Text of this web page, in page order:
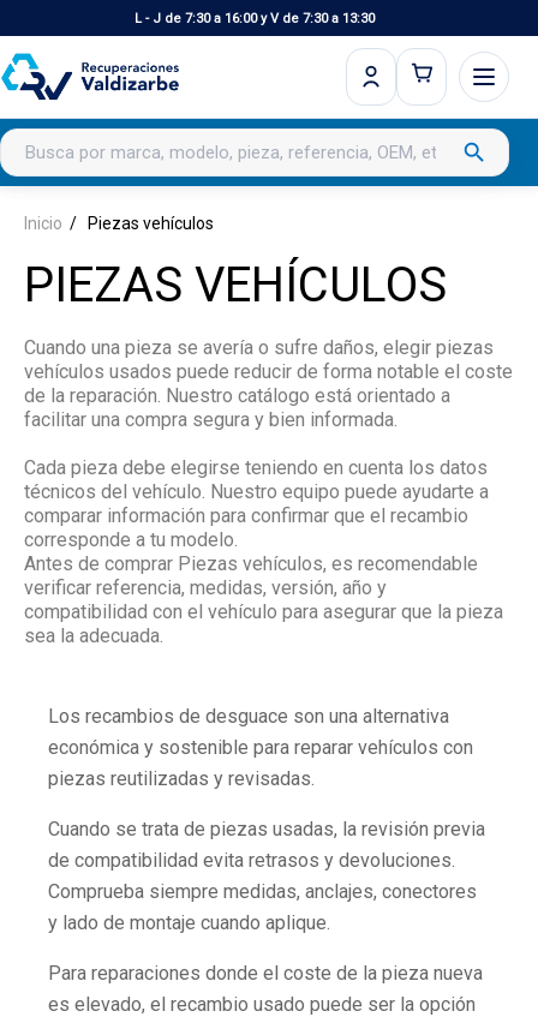
L - J de 7:30 a 16:00 y V de 7:30 a 13:30
Buscar productos search
Inicio Piezas vehículos
PIEZAS VEHÍCULOS
Cuando una pieza se avería o sufre daños, elegir piezas
vehículos usados puede reducir de forma notable el coste
de la reparación. Nuestro catálogo está orientado a
facilitar una compra segura y bien informada.
Cada pieza debe elegirse teniendo en cuenta los datos
técnicos del vehículo. Nuestro equipo puede ayudarte a
comparar información para confirmar que el recambio
corresponde a tu modelo.
Antes de comprar Piezas vehículos, es recomendable
verificar referencia, medidas, versión, año y
compatibilidad con el vehículo para asegurar que la pieza
sea la adecuada.
Los recambios de desguace son una alternativa
económica y sostenible para reparar vehículos con
piezas reutilizadas y revisadas.
Cuando se trata de piezas usadas, la revisión previa
de compatibilidad evita retrasos y devoluciones.
Comprueba siempre medidas, anclajes, conectores
y lado de montaje cuando aplique.
Para reparaciones donde el coste de la pieza nueva
es elevado, el recambio usado puede ser la opción